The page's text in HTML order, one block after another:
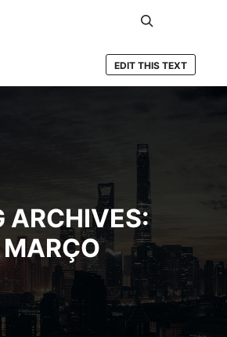
EDIT THIS TEXT
ARCHIVES:
MARÇO